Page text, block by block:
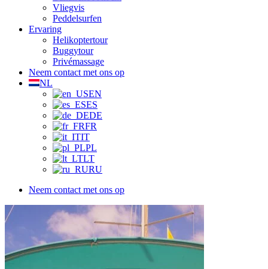
Vliegvis
Peddelsurfen
Ervaring
Helikoptertour
Buggytour
Privémassage
Neem contact met ons op
NL
EN
ES
DE
FR
IT
PL
LT
RU
Neem contact met ons op